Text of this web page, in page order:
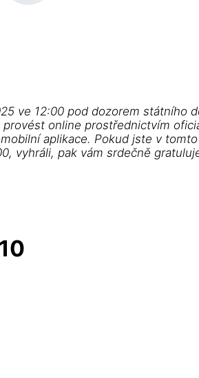
ve 12:00 pod dozorem státního
online prostřednictvím
aplikace. Pokud jste v
vyhráli, pak vám srdečně